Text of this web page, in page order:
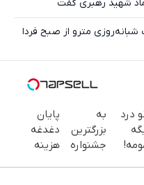
شبانه‌روزی مترو از صبح فردا
درد
به
بزرگترین
جشنواره
پایان
دغدغه
هزینه